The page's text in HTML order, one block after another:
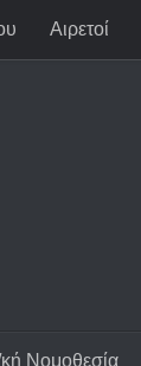
Αιρετοί
Νομοθεσία